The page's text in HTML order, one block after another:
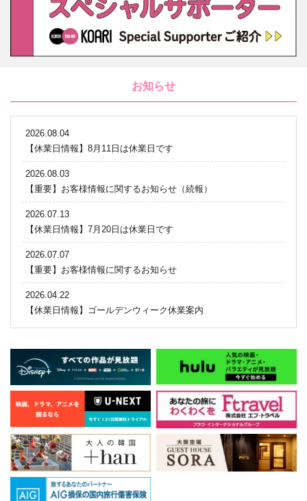
お知らせ
2026.08.04
【休業日情報】8月11日は休業日です
2026.08.03
【重要】お客様情報に関するお知らせ（続報）
2026.07.13
【休業日情報】7月20日は休業日です
2026.07.07
【重要】お客様情報に関するお知らせ
2026.04.22
【休業日情報】ゴールデンウィーク休業案内